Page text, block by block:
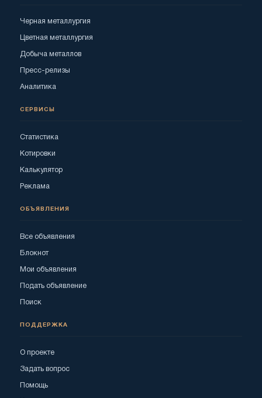
Черная металлургия
Цветная металлургия
Добыча металлов
Пресс-релизы
Аналитика
СЕРВИСЫ
Статистика
Котировки
Калькулятор
Реклама
ОБЪЯВЛЕНИЯ
Все объявления
Блокнот
Мои объявления
Подать объявление
Поиск
ПОДДЕРЖКА
О проекте
Задать вопрос
Помощь